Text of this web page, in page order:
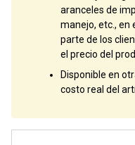
aranceles de
manejo, etc., en
parte de los
el precio del
Disponible en
costo real del